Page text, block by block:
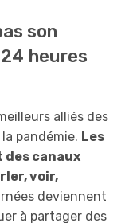
son
heures
alliés des
pandémie. Les
des canaux
voir,
deviennent
à partager des